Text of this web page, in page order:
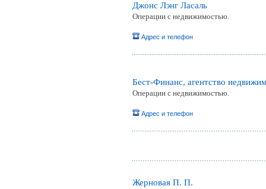
Джонс Лэнг Ласаль
Операции с недвижимостью.
Адрес и телефон
Бест-Финанс, агентство
Операции с недвижимостью.
Адрес и телефон
Жерновая П. П.